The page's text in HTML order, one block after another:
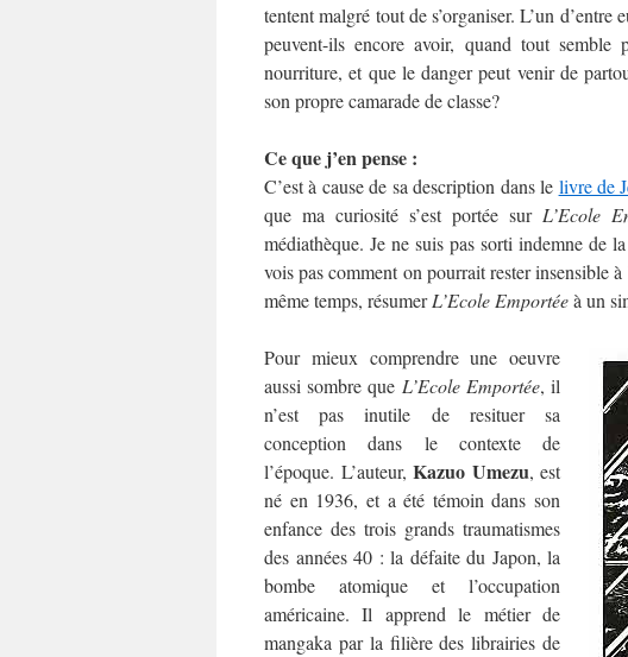
tentent malgré tout de s’organiser. L’un
peuvent-ils encore avoir, quand tout semble
nourriture, et que le danger peut venir de
son propre camarade de classe?
Ce que j’en pense :
C’est à cause de sa description dans le livre de
que ma curiosité s’est portée sur L’Ecole
médiathèque. Je ne suis pas sorti indemne de
vois pas comment on pourrait rester insensible
même temps, résumerL’Ecole Emportéeà un
Pour mieux comprendre une oeuvre
aussi sombre que L’Ecole Emportée, il
n’est pas inutile de resituer sa
conception dans le contexte de
l’époque. L’auteur, Kazuo Umezu, est
né en 1936, et a été témoin dans son
enfance des trois grands traumatismes
des années 40 : la défaite du Japon, la
bombe atomique et l’occupation
américaine. Il apprend le métier de
mangaka par la filière des librairies de